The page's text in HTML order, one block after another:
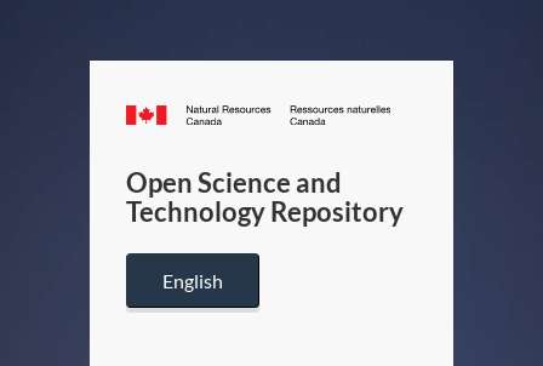
Canada.ca
/
Canada
Open Science and
Technology Repository
English